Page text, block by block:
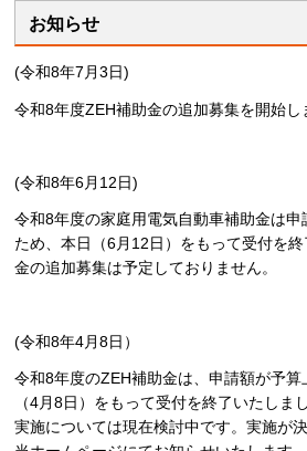
お知らせ
(令和8年7月3日)
令和8年度ZEH補助金の追加募集を開始し
(令和8年6月12日)
令和8年度の家庭用電気自動車補助金は
ため、本日（6月12日）をもって受付を
金の追加募集は予定しておりません。
(令和8年4月8日）
令和8年度のZEH補助金は、申請額が予算
（4月8日）をもって受付を終了いたしま
実施については現在検討中です。実施が